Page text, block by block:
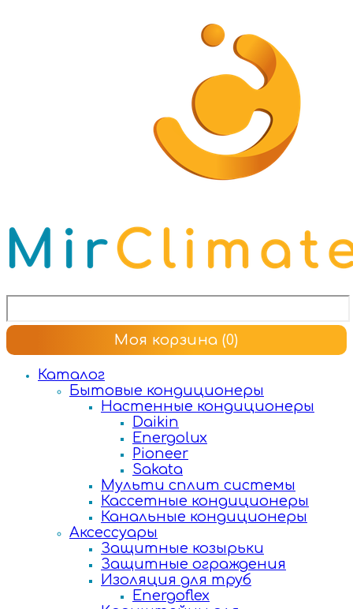
Моя корзина (0)
Каталог
Бытовые кондиционеры
Настенные кондиционеры
Daikin
Energolux
Pioneer
Sakata
Мульти сплит системы
Кассетные кондиционеры
Канальные кондиционеры
Аксессуары
Защитные козырьки
Защитные ограждения
Изоляция для труб
Energoflex